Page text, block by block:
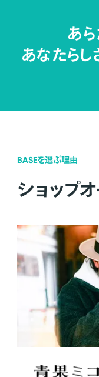
あ
あなたらし
BASEを選ぶ理由
ショップ